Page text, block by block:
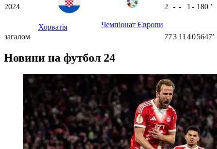
2024
Хорватія Чемпіонат Європи
2 - - 1 - 180 ʼ
загалом 773 11 405647ʼ
Новини на футбол 24